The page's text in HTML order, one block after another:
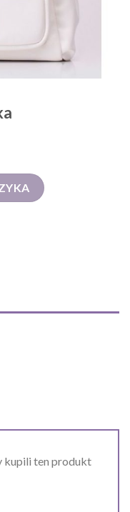
kupili ten produkt